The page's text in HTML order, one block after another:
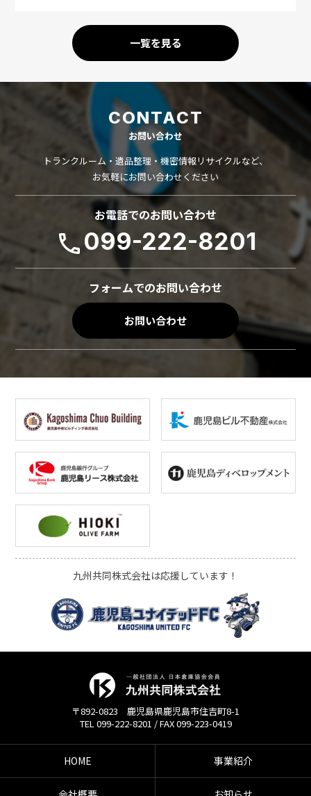
一覧を見る
CONTACT
お問い合わせ
トランクルーム・遺品整理・機密情報リサイクルなど、
お気軽にお問い合わせください
お電話でのお問い合わせ
phone099-222-8201
フォームでのお問い合わせ
お問い合わせ
九州共同株式会社は応援しています！
〒892-0823 鹿児島県鹿児島市住吉町8-1
TEL 099-222-8201 / FAX 099-223-0419
HOME 事業紹介